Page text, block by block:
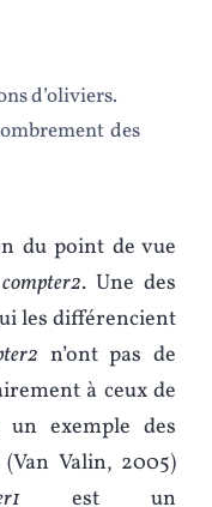
d’oliviers.
des
du point de vue
compter2. Une des
les différencient
n’ont pas de
à ceux de
exemple des
(Van Valin, 2005)
est un